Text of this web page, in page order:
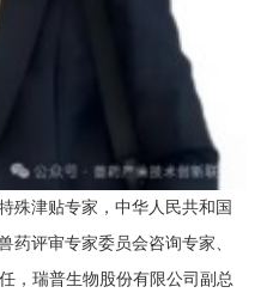
殊津贴专家，中华人民共和国
药评审专家委员会咨询专家、
，瑞普生物股份有限公司副总